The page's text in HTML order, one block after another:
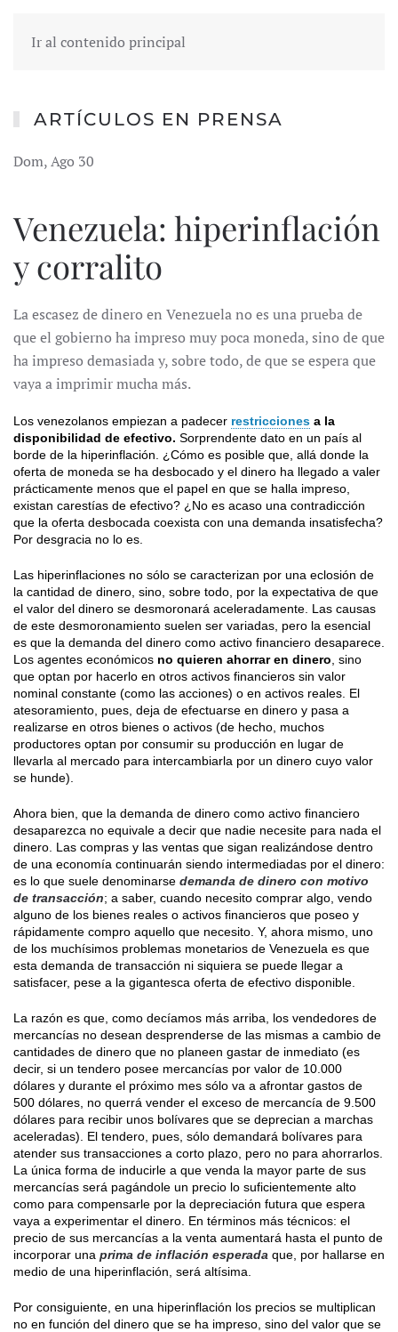
Ir al contenido principal
ARTÍCULOS EN PRENSA
Dom, Ago 30
Venezuela: hiperinflación
y corralito
La escasez de dinero en Venezuela no es una prueba de
que el gobierno ha impreso muy poca moneda, sino de que
ha impreso demasiada y, sobre todo, de que se espera que
vaya a imprimir mucha más.
Los venezolanos empiezan a padecer restricciones a la
disponibilidad de efectivo. Sorprendente dato en un país al
borde de la hiperinflación. ¿Cómo es posible que, allá donde la
oferta de moneda se ha desbocado y el dinero ha llegado a valer
prácticamente menos que el papel en que se halla impreso,
existan carestías de efectivo? ¿No es acaso una contradicción
que la oferta desbocada coexista con una demanda insatisfecha?
Por desgracia no lo es.
Las hiperinflaciones no sólo se caracterizan por una eclosión de
la cantidad de dinero, sino, sobre todo, por la expectativa de que
el valor del dinero se desmoronará aceleradamente. Las causas
de este desmoronamiento suelen ser variadas, pero la esencial
es que la demanda del dinero como activo financiero desaparece.
Los agentes económicos no quieren ahorrar en dinero , sino
que optan por hacerlo en otros activos financieros sin valor
nominal constante (como las acciones) o en activos reales. El
atesoramiento, pues, deja de efectuarse en dinero y pasa a
realizarse en otros bienes o activos (de hecho, muchos
productores optan por consumir su producción en lugar de
llevarla al mercado para intercambiarla por un dinero cuyo valor
se hunde).
Ahora bien, que la demanda de dinero como activo financiero
desaparezca no equivale a decir que nadie necesite para nada el
dinero. Las compras y las ventas que sigan realizándose dentro
de una economía continuarán siendo intermediadas por el dinero:
es lo que suele denominarse demanda de dinero con motivo
de transacción; a saber, cuando necesito comprar algo, vendo
alguno de los bienes reales o activos financieros que poseo y
rápidamente compro aquello que necesito. Y, ahora mismo, uno
de los muchísimos problemas monetarios de Venezuela es que
esta demanda de transacción ni siquiera se puede llegar a
satisfacer, pese a la gigantesca oferta de efectivo disponible.
La razón es que, como decíamos más arriba, los vendedores de
mercancías no desean desprenderse de las mismas a cambio de
cantidades de dinero que no planeen gastar de inmediato (es
decir, si un tendero posee mercancías por valor de 10.000
dólares y durante el próximo mes sólo va a afrontar gastos de
500 dólares, no querrá vender el exceso de mercancía de 9.500
dólares para recibir unos bolívares que se deprecian a marchas
aceleradas). El tendero, pues, sólo demandará bolívares para
atender sus transacciones a corto plazo, pero no para ahorrarlos.
La única forma de inducirle a que venda la mayor parte de sus
mercancías será pagándole un precio lo suficientemente alto
como para compensarle por la depreciación futura que espera
vaya a experimentar el dinero. En términos más técnicos: el
precio de sus mercancías a la venta aumentará hasta el punto de
incorporar una prima de inflación esperada que, por hallarse en
medio de una hiperinflación, será altísima.
Por consiguiente, en una hiperinflación los precios se multiplican
no en función del dinero que se ha impreso, sino del valor que se